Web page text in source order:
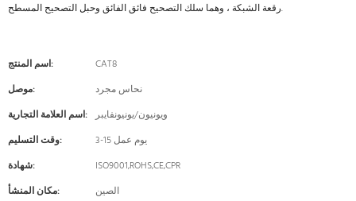
رقعة الشبكة ، وهما سلك التصحيح فائق الفائق وحبل التصحيح المسطح.
اسم المنتج:
CAT8
موصل:
نحاس مجرد
اسم العلامة التجارية: ويونيون/يونيونفايبر
وقت التسليم:
3-15 يوم عمل
شهادة:
ISO9001,ROHS,CE,CPR
مكان المنشأ:
الصين